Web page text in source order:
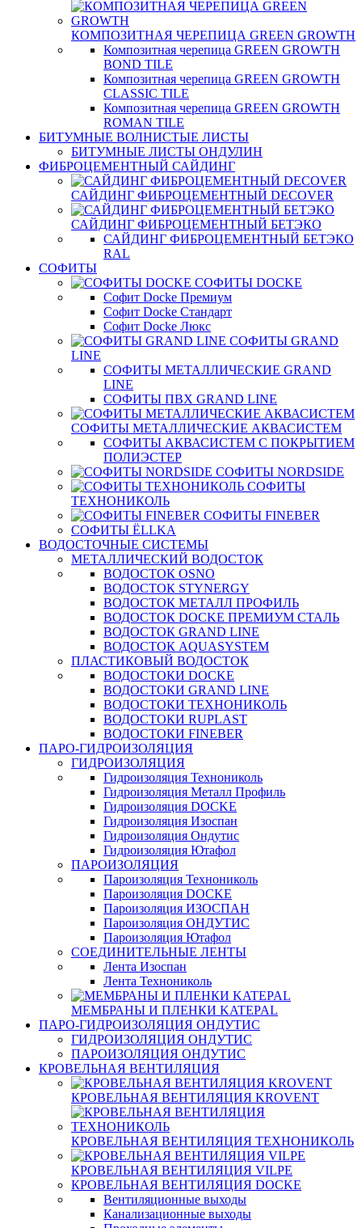
КОМПОЗИТНАЯ ЧЕРЕПИЦА GREEN GROWTH
Композитная черепица GREEN GROWTH
BOND TILE
Композитная черепица GREEN GROWTH
CLASSIC TILE
Композитная черепица GREEN GROWTH
ROMAN TILE
БИТУМНЫЕ ВОЛНИСТЫЕ ЛИСТЫ
БИТУМНЫЕ ЛИСТЫ ОНДУЛИН
ФИБРОЦЕМЕНТНЫЙ САЙДИНГ
САЙДИНГ ФИБРОЦЕМЕНТНЫЙ DECOVER
САЙДИНГ ФИБРОЦЕМЕНТНЫЙ БЕТЭКО
САЙДИНГ ФИБРОЦЕМЕНТНЫЙ БЕТЭКО
RAL
СОФИТЫ
СОФИТЫ DOCKE
Софит Docke Премиум
Софит Docke Стандарт
Софит Docke Люкс
СОФИТЫ GRAND
LINE
СОФИТЫ МЕТАЛЛИЧЕСКИЕ GRAND
LINE
СОФИТЫ ПВХ GRAND LINE
СОФИТЫ МЕТАЛЛИЧЕСКИЕ АКВАСИСТЕМ
СОФИТЫ АКВАСИСТЕМ С ПОКРЫТИЕМ
ПОЛИЭСТЕР
СОФИТЫ NORDSIDE
СОФИТЫ
ТЕХНОНИКОЛЬ
СОФИТЫ FINEBER
СОФИТЫ ЁLLKA
ВОДОСТОЧНЫЕ СИСТЕМЫ
МЕТАЛЛИЧЕСКИЙ ВОДОСТОК
ВОДОСТОК OSNO
ВОДОСТОК STYNERGY
ВОДОСТОК МЕТАЛЛ ПРОФИЛЬ
ВОДОСТОК DOCKE ПРЕМИУМ СТАЛЬ
ВОДОСТОК GRAND LINE
ВОДОСТОК AQUASYSTEM
ПЛАСТИКОВЫЙ ВОДОСТОК
ВОДОСТОКИ DOCKE
ВОДОСТОКИ GRAND LINE
ВОДОСТОКИ ТЕХНОНИКОЛЬ
ВОДОСТОКИ RUPLAST
ВОДОСТОКИ FINEBER
ПАРО-ГИДРОИЗОЛЯЦИЯ
ГИДРОИЗОЛЯЦИЯ
Гидроизоляция Технониколь
Гидроизоляция Металл Профиль
Гидроизоляция DOCKE
Гидроизоляция Изоспан
Гидроизоляция Ондутис
Гидроизоляция Ютафол
ПАРОИЗОЛЯЦИЯ
Пароизоляция Технониколь
Пароизоляция DOCKE
Пароизоляция ИЗОСПАН
Пароизоляция ОНДУТИС
Пароизоляция Ютафол
СОЕДИНИТЕЛЬНЫЕ ЛЕНТЫ
Лента Изоспан
Лента Технониколь
МЕМБРАНЫ И ПЛЕНКИ KATEPAL
ПАРО-ГИДРОИЗОЛЯЦИЯ ОНДУТИС
ГИДРОИЗОЛЯЦИЯ ОНДУТИС
ПАРОИЗОЛЯЦИЯ ОНДУТИС
КРОВЕЛЬНАЯ ВЕНТИЛЯЦИЯ
КРОВЕЛЬНАЯ ВЕНТИЛЯЦИЯ KROVENT
КРОВЕЛЬНАЯ ВЕНТИЛЯЦИЯ ТЕХНОНИКОЛЬ
КРОВЕЛЬНАЯ ВЕНТИЛЯЦИЯ VILPE
КРОВЕЛЬНАЯ ВЕНТИЛЯЦИЯ DOCKE
Вентиляционные выходы
Канализационные выходы